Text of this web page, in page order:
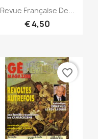
Snel bekijken
Revue Française De...
€ 4,50
favorite_border